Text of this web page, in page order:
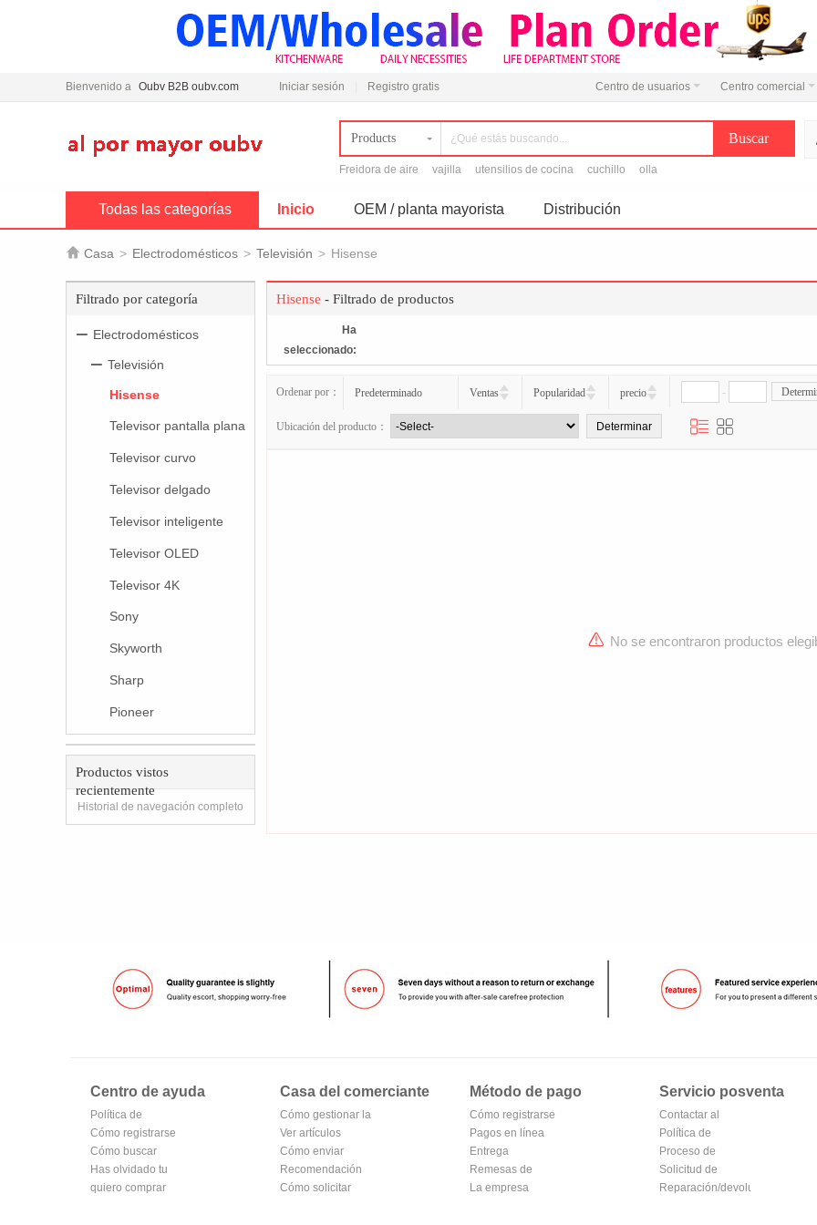
Bienvenido a Oubv B2B oubv.com Iniciar sesión Registro gratis Centro de usuarios Centro comercial
Products
Freidora de aire vajilla utensilios de cocina cuchillo olla
Todas las categorías Inicio OEM / planta mayorista Distribución
 Casa > Electrodomésticos > Televisión > Hisense
Filtrado por categoría
Electrodomésticos
Televisión
Hisense
Televisor pantalla plana
Televisor curvo
Televisor delgado
Televisor inteligente
Televisor OLED
Televisor 4K
Sony
Skyworth
Sharp
Pioneer
Productos vistos
recientemente
Historial de navegación completo
Hisense - Filtrado de productos
Ha
seleccionado:
Ordenar por： Predeterminado Ventas Popularidad precio -
Ubicación del producto：
No se encontraron productos
Centro de ayuda
Política de
privacidad de
Oubv
Cómo registrarse
para hacerse
miembro
Cómo buscar
Has olvidado tu
contraseña
quiero comprar
Casa del comerciante
Cómo gestionar la
tienda
Ver artículos
vendidos
Cómo enviar
Recomendación
de productos del
Cómo solicitar
Método de pago
Cómo registrarse
en Alipay
Pagos en línea
Entrega
Remesas de
correos
La empresa
Servicio posventa
Contactar al
vendedor
Política de
devoluciones
Proceso de
devolución y
cambio
Solicitud de
reembolso
Reparación/devolución